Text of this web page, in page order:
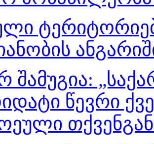
შამუგია:
წევრი